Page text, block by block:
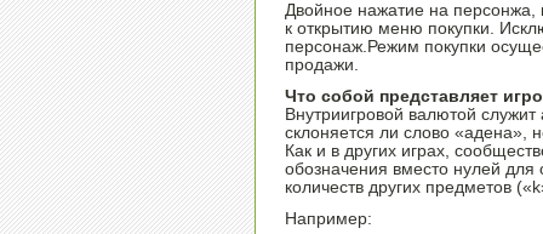
Двойное нажатие на персонжа,
к открытию меню покупки.
персонаж.Режим покупки
продажи.
Что собой представляет
Внутриигровой валютой
склоняется ли слово «адена»,
Как и в других играх,
обозначения вместо нулей
количеств других предметов
Например: